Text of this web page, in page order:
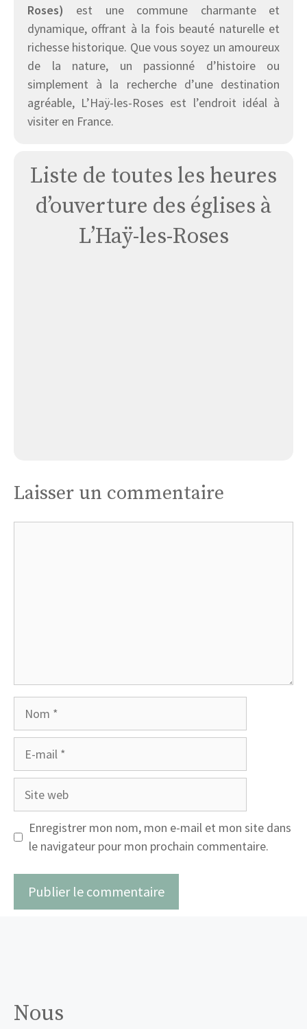
Roses) est une commune charmante et
dynamique, offrant à la fois beauté naturelle et
richesse historique. Que vous soyez un amoureux
de la nature, un passionné d’histoire ou
simplement à la recherche d’une destination
agréable, L’Haÿ-les-Roses est l’endroit idéal à
visiter en France.
Liste de toutes les heures
d’ouverture des églises à
L’Haÿ-les-Roses
Laisser un commentaire
Site
Enregistrer mon nom, mon e-mail et mon site dans
le navigateur pour mon prochain commentaire.
Nous